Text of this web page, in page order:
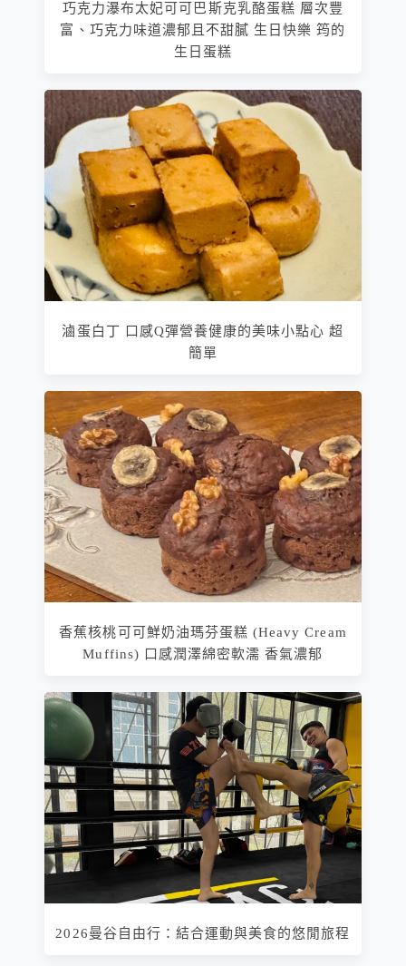
巧克力瀑布太妃可可巴斯克乳酪蛋糕 層次豐
富、巧克力味道濃郁且不甜膩 生日快樂 筠的
生日蛋糕
滷蛋白丁 口感Q彈營養健康的美味小點心 超
簡單
香蕉核桃可可鮮奶油瑪芬蛋糕 (Heavy Cream
Muffins) 口感潤澤綿密軟濡 香氣濃郁
2026曼谷自由行：結合運動與美食的悠閒旅程